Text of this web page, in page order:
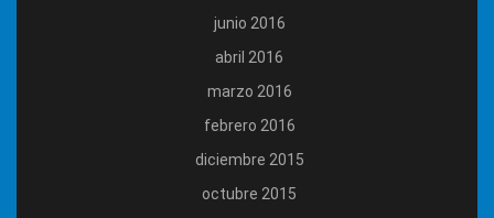
junio 2016
abril 2016
marzo 2016
febrero 2016
diciembre 2015
octubre 2015